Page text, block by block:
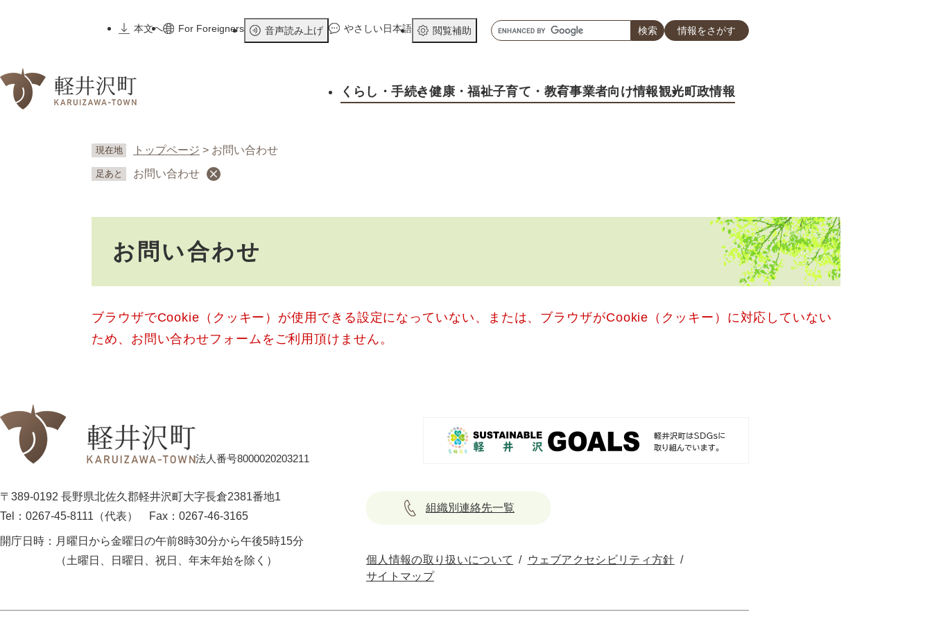
先
本文へ
For Foreigners 音声読み上げ やさしい日本語 閲覧補助
キ
ー
ド
情報をさがす
くらし ・手続き健康 ・福祉子育て ・教育事業者向け情報観光町政情報
現在地 トップページ > お問い合わせ
足あと お問い合わせ
お問い合わせ
ブラウザでCookie（クッキー）が使用できる設定になっていない、または、ブラウザがCookie（クッキー）に対応していない
ため、お問い合わせフォームをご利用頂けません。
法人番号8000020203211
〒389-0192 長野県北佐久郡軽井沢町大字長倉2381番地1
Tel：0267-45-8111（代表）
Fax：0267-46-3165
開庁日時： 月曜日から金曜日の午前8時30分から午後5時15分
（土曜日、日曜日、祝日、年末年始を除く）
組織別連絡先一覧
個人情報の取り扱いについて
ウェブアクセシビリティ方針
サイトマップ